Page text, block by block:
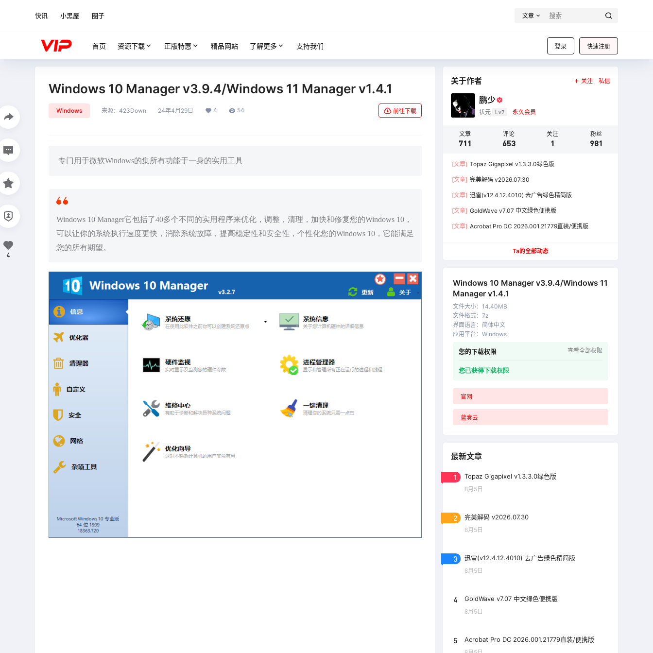
快讯 小黑屋 圈子 文章
登录 快速注册
首页 资源下载 正版特惠 精品网站 了解更多 支持我们
Windows 10 Manager v3.9.4/Windows 11 Manager v1.4.1
Windows 来源： 423Down 24年4月29日 4 54 前往下载
专门用于微软Windows的集所有功能于一身的实用工具
Windows 10 Manager它包括了40多个不同的实用程序来优化，调整，清理，加快和修复您的Windows 10，
可以让你的系统执行速度更快，消除系统故障，提高稳定性和安全性，个性化您的Windows 10，它能满足
您的所有期望。
4
关于作者 关注 私信
鹏少
状元 Lv7 永久会员
文章
711
评论
653
关注
1
粉丝
981
[文章] Topaz Gigapixel v1.3.3.0绿色版
[文章] 完美解码 v2026.07.30
[文章] 迅雷(v12.4.12.4010) 去广告绿色精简版
[文章] GoldWave v7.07 中文绿色便携版
[文章] Acrobat Pro DC 2026.001.21779直装/便携版
Ta的全部动态
Windows 10 Manager v3.9.4/Windows 11
Manager v1.4.1
文件大小： 14.40MB
文件格式： 7z
界面语言： 简体中文
应用平台 ： Windows
您的下载权限 查看全部权限
您已获得下载权限
官网
蓝奏云
最新文章
1 Topaz Gigapixel v1.3.3.0绿色版
8月5日
2 完美解码 v2026.07.30
8月5日
3 迅雷(v12.4.12.4010) 去广告绿色精简版
8月5日
4 GoldWave v7.07 中文绿色便携版
8月5日
5 Acrobat Pro DC 2026.001.21779直装/便携版